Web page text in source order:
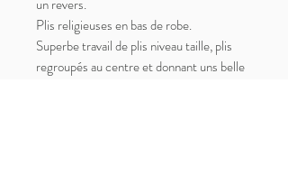
un revers.
Plis religieuses en bas de robe.
Superbe travail de plis niveau taille, plis
regroupés au centre et donnant uns belle